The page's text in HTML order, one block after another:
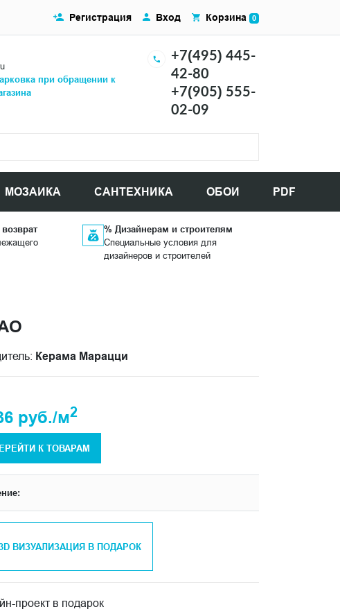
при обращении к
+7(495) 445-
42-80
+7(905) 555-
02-09
МОЗАИКА САНТЕХНИКА ОБОИ PDF
Регистрация Вход Корзина 0
% Дизайнерам и строителям
Специальные условия для
дизайнеров и строителей
Керама Марацци
руб./м2
К ТОВАРАМ
ВИЗУАЛИЗАЦИЯ В ПОДАРОК
проект в подарок